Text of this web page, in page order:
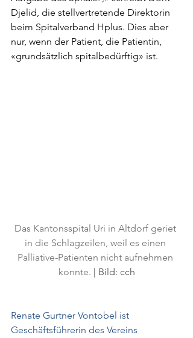
Djelid, die stellvertretende Direktorin
beim Spitalverband Hplus. Dies aber
nur, wenn der Patient, die Patientin,
«grundsätzlich spitalbedürftig» ist.
Das Kantonsspital Uri in Altdorf geriet
in die Schlagzeilen, weil es einen
Palliative-Patienten nicht aufnehmen
konnte. | Bild: cch
Renate Gurtner Vontobel ist
Geschäftsführerin des Vereins